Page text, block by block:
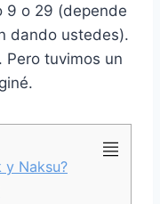
9 o 29 (depende
dando ustedes).
Pero tuvimos un
y Naksu?